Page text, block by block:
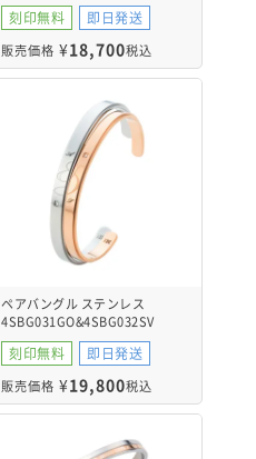
刻印無料 即日発送
販売価格 ¥18,700税込
ペアバングル ステンレス
4SBG031GO&4SBG032SV
刻印無料 即日発送
販売価格 ¥19,800税込